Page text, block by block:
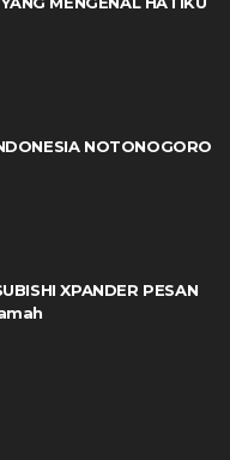
NOTONOGORO
XPANDER PESAN